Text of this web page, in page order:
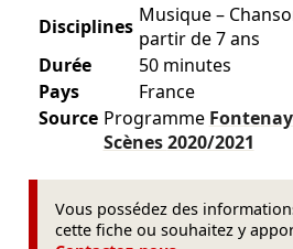
Disciplines Musique –
partir de 7 ans
Durée
50 minutes
Pays
France
Source Programme
Scènes2020/2021
Vous possédez des
cette fiche ou souhaitez y